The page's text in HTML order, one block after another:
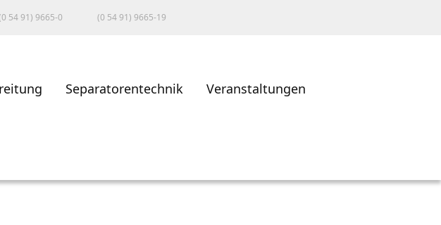
54 91) 9665-0 (0 54 91) 9665-19
Separatorentechnik Veranstaltungen